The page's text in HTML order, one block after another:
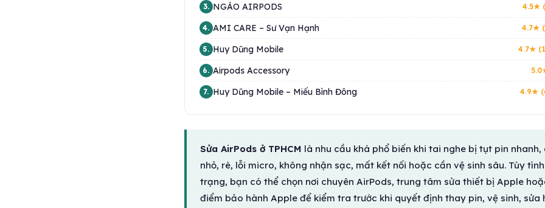
3. NGÁO AIRPODS 4.5★
4. AMI CARE – Sư Vạn Hạnh 4.7★
5. Huy Dũng Mobile 4.7★
6. Airpods Accessory
7. Huy Dũng Mobile – Miếu Bình Đông 4.9★
Sửa AirPods ở TPHCM là nhu cầu khá phổ biến khi tai nghe bị tụt pin nhanh,
nhỏ, rè, lỗi micro, không nhận sạc, mất kết nối hoặc cần vệ sinh sâu. Tùy tình
trạng, bạn có thể chọn nơi chuyên AirPods, trung tâm sửa thiết bị Apple
điểm bảo hành Apple để kiểm tra trước khi quyết định thay pin, vệ sinh, sửa